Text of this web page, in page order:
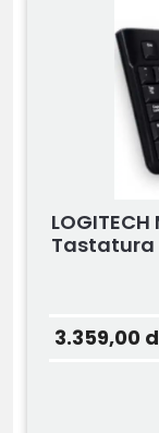
LOGITECH
Tastatura
3.359,00